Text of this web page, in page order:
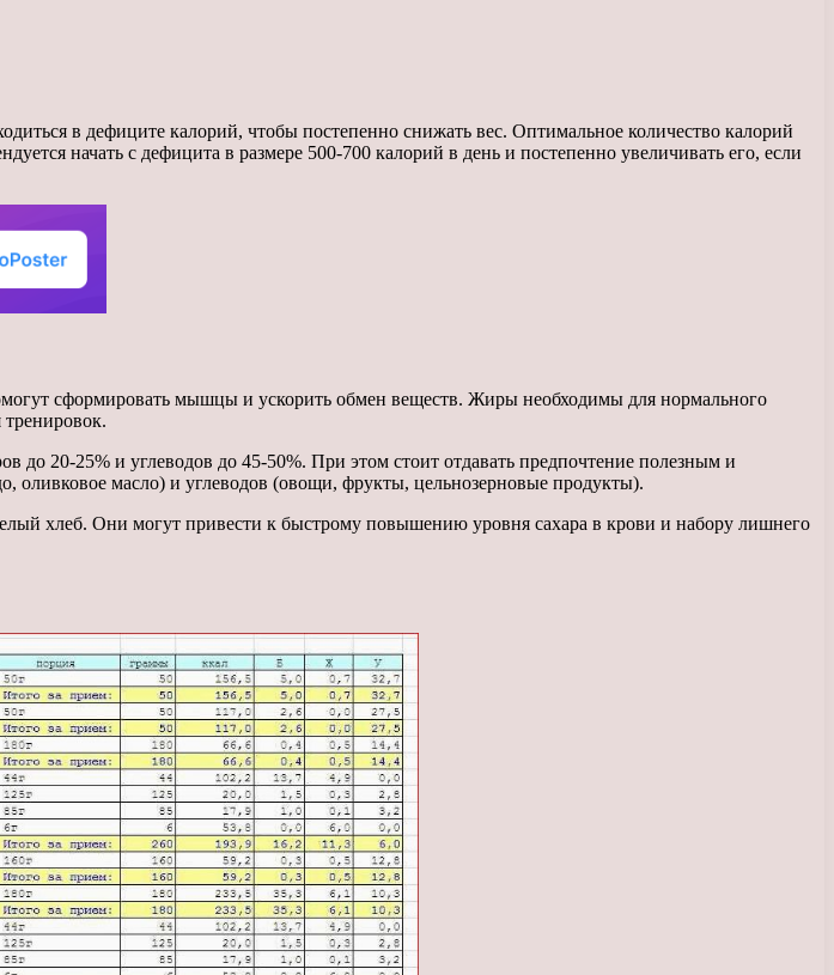
в дефиците калорий, чтобы постепенно снижать вес. Оптимальное количество калорий
начать с дефицита в размере 500-700 калорий в день и постепенно увеличивать его, если
сформировать мышцы и ускорить обмен веществ. Жиры необходимы для нормального
до 20-25% и углеводов до 45-50%. При этом стоит отдавать предпочтение полезным и
оливковое масло) и углеводов (овощи, фрукты, цельнозерновые продукты).
хлеб. Они могут привести к быстрому повышению уровня сахара в крови и набору лишнего